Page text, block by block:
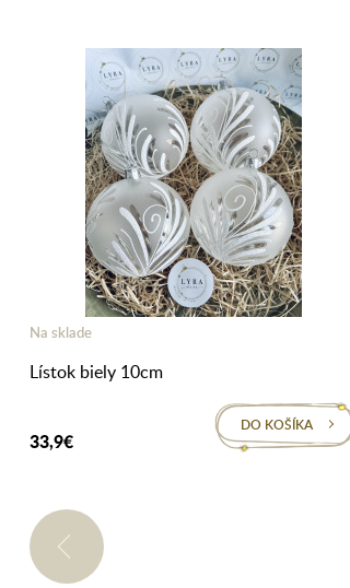
Na sklade
Lístok biely 10cm
33,9€
DO KOŠÍKA